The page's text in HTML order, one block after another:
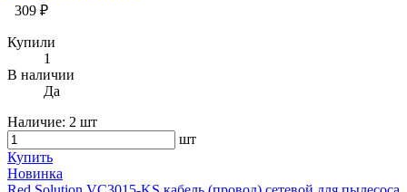
309 ₽
Купили
1
В наличии
Да
Наличие: 2 шт
шт
Купить
Новинка